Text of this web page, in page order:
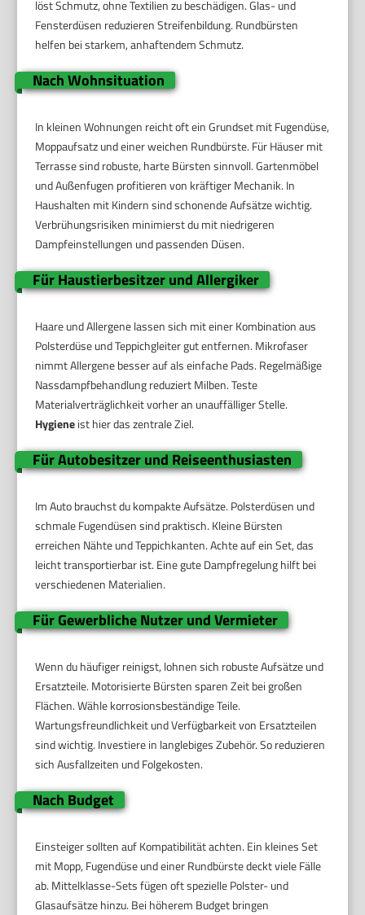
löst Schmutz, ohne Textilien zu beschädigen. Glas- und
Fensterdüsen reduzieren Streifenbildung. Rundbürsten
helfen bei starkem, anhaftendem Schmutz.
Nach Wohnsituation
In kleinen Wohnungen reicht oft ein Grundset mit Fugendüse,
Moppaufsatz und einer weichen Rundbürste. Für Häuser mit
Terrasse sind robuste, harte Bürsten sinnvoll. Gartenmöbel
und Außenfugen profitieren von kräftiger Mechanik. In
Haushalten mit Kindern sind schonende Aufsätze wichtig.
Verbrühungsrisiken minimierst du mit niedrigeren
Dampfeinstellungen und passenden Düsen.
Für Haustierbesitzer und Allergiker
Haare und Allergene lassen sich mit einer Kombination aus
Polsterdüse und Teppichgleiter gut entfernen. Mikrofaser
nimmt Allergene besser auf als einfache Pads. Regelmäßige
Nassdampfbehandlung reduziert Milben. Teste
Materialverträglichkeit vorher an unauffälliger Stelle.
Hygieneist hier das zentrale Ziel.
Für Autobesitzer und Reiseenthusiasten
Im Auto brauchst du kompakte Aufsätze. Polsterdüsen und
schmale Fugendüsen sind praktisch. Kleine Bürsten
erreichen Nähte und Teppichkanten. Achte auf ein Set, das
leicht transportierbar ist. Eine gute Dampfregelung hilft bei
verschiedenen Materialien.
Für Gewerbliche Nutzer und Vermieter
Wenn du häufiger reinigst, lohnen sich robuste Aufsätze und
Ersatzteile. Motorisierte Bürsten sparen Zeit bei großen
Flächen. Wähle korrosionsbeständige Teile.
Wartungsfreundlichkeit und Verfügbarkeit von Ersatzteilen
sind wichtig. Investiere in langlebiges Zubehör. So reduzieren
sich Ausfallzeiten und Folgekosten.
Nach Budget
Einsteiger sollten auf Kompatibilität achten. Ein kleines Set
mit Mopp, Fugendüse und einer Rundbürste deckt viele Fälle
ab. Mittelklasse-Sets fügen oft spezielle Polster- und
Glasaufsätze hinzu. Bei höherem Budget bringen